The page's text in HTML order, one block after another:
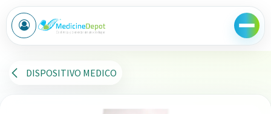
Ir al contenido
DISPOSITIVO MEDICO